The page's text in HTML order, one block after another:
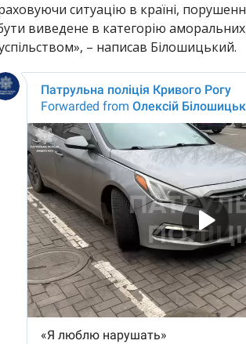
ситуацію в країні,
виведене в категорію
– написав Білошицький.